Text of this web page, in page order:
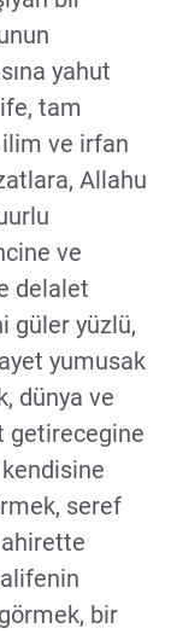
yahut
tam
ilim ve irfan
Allahu
ve
delalet
güler yüzlü,
yumusak
dünya ve
getirecegine
seref
bir